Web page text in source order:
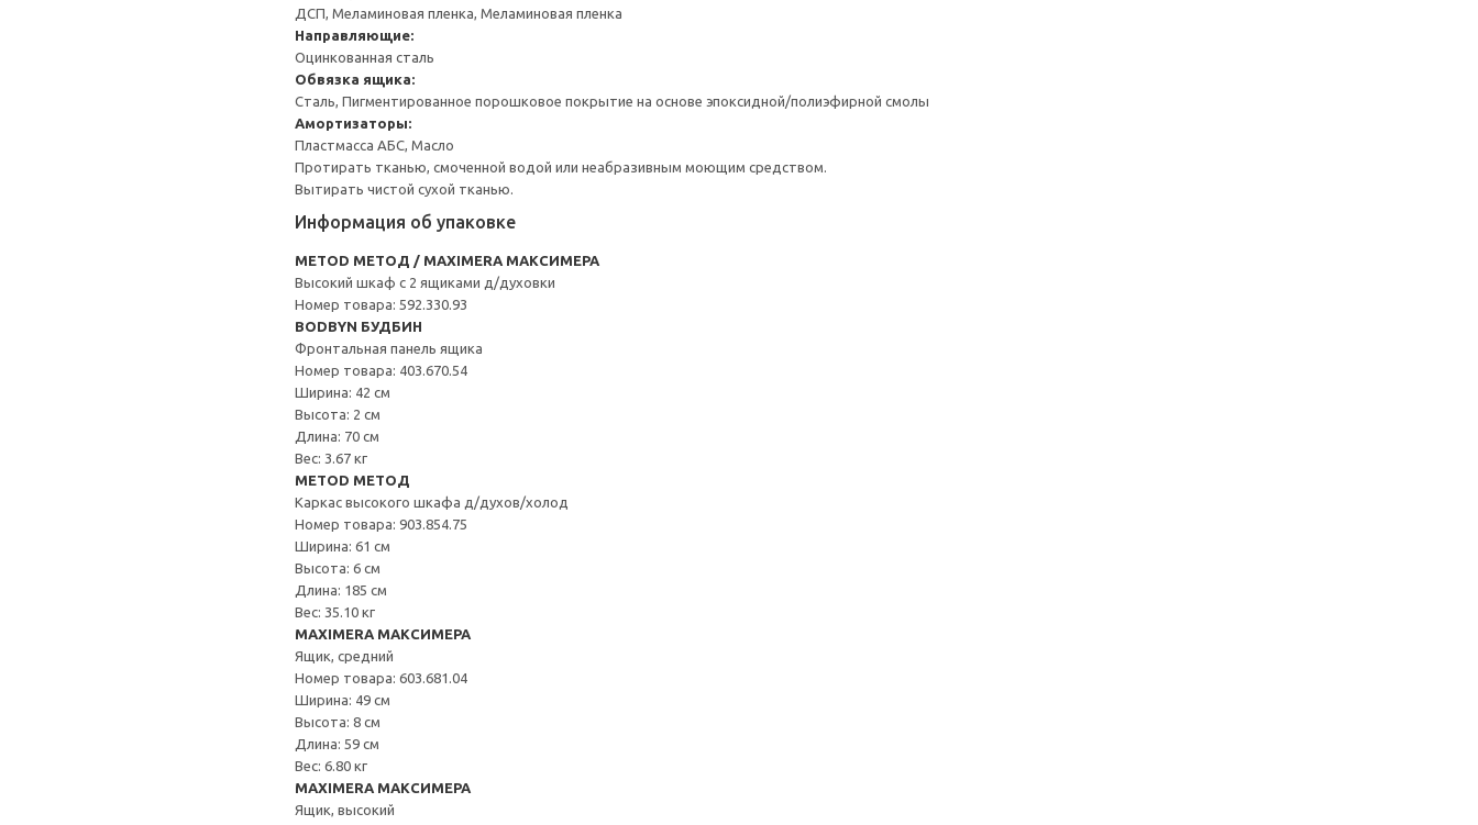
ДСП, Меламиновая пленка, Меламиновая пленка
Направляющие:
Оцинкованная сталь
Обвязка ящика:
Сталь, Пигментированное порошковое покрытие на основе эпоксидной/полиэфирной смолы
Амортизаторы:
Пластмасса АБС, Масло
Протирать тканью, смоченной водой или неабразивным моющим средством.
Вытирать чистой сухой тканью.
Информация об упаковке
METOD МЕТОД / MAXIMERA МАКСИМЕРА
Высокий шкаф с 2 ящиками д/духовки
Номер товара: 592.330.93
BODBYN БУДБИН
Фронтальная панель ящика
Номер товара: 403.670.54
Ширина: 42 см
Высота: 2 см
Длина: 70 см
Вес: 3.67 кг
METOD МЕТОД
Каркас высокого шкафа д/духов/холод
Номер товара: 903.854.75
Ширина: 61 см
Высота: 6 см
Длина: 185 см
Вес: 35.10 кг
MAXIMERA МАКСИМЕРА
Ящик, средний
Номер товара: 603.681.04
Ширина: 49 см
Высота: 8 см
Длина: 59 см
Вес: 6.80 кг
MAXIMERA МАКСИМЕРА
Ящик, высокий